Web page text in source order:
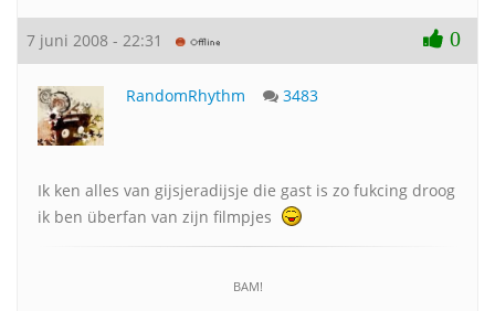
7 juni 2008 - 22:31 0
RandomRhythm 3483
Ik ken alles van gijsjeradijsje die gast is zo fukcing droog
ik ben überfan van zijn filmpjes
BAM!